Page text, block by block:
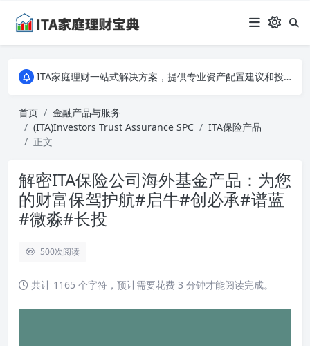
ITA家庭理财一站式解决方案，提供专业资产配置建议和投资策略分析。从入门到专家，全面掌握家庭财务规划的秘诀，让您的财富稳健增长！
ITA家庭理财一站式解决方案，提供专业资产配置建议和投资策略分析。从入门到专家，全面掌握家庭财务规划的秘诀，让您的财富稳健增长！
首页
金融产品与服务
(ITA)Investors Trust Assurance SPC
ITA保险产品
正文
解密ITA保险公司海外基金产品：为您
的财富保驾护航#启牛#创必承#谱蓝
#微淼#长投
500次阅读
共计 1165 个字符，预计需要花费 3 分钟才能阅读完成。